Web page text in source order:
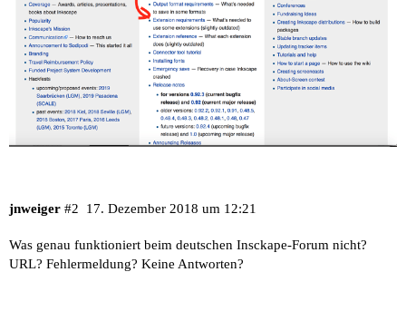
jnweiger 17. Dezember 2018 um 12:21
#2
Was genau funktioniert beim deutschen Insckape-Forum nicht?
URL? Fehlermeldung? Keine Antworten?